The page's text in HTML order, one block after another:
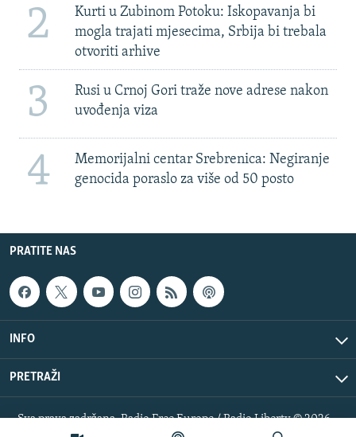
2
Kurti u Zubinom Potoku: Iskopavanja bi
mogla trajati mjesecima, Srbija bi trebala
otvoriti arhive
3
Rusi u Crnoj Gori traže nove adrese nakon
uvođenja viza
4
Memorijalni centar Srebrenica: Negiranje
genocida poraslo za više od 50 posto
PRATITE NAS
INFO
PRETRAŽI
Sva prava zadržana. Radio Free Europe / Radio Liberty © 2026